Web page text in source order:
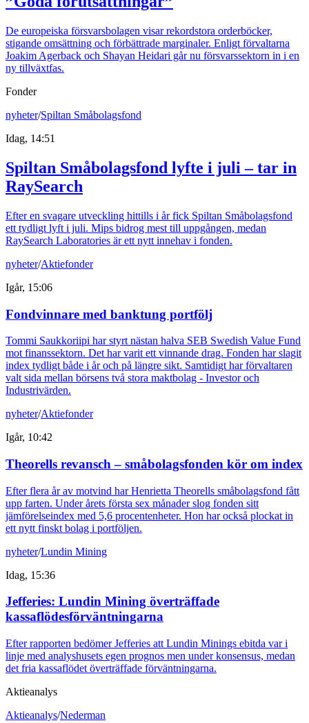
De europeiska försvarsbolagen visar rekordstora orderböcker,
stigande omsättning och förbättrade marginaler. Enligt förvaltarna
Joakim Agerback och Shayan Heidari går nu försvarssektorn in i en
ny tillväxtfas.
Fonder
nyheter/Spiltan Småbolagsfond
Idag, 14:51
Spiltan Småbolagsfond lyfte i juli – tar in
RaySearch
Efter en svagare utveckling hittills i år fick Spiltan Småbolagsfond
ett tydligt lyft i juli. Mips bidrog mest till uppgången, medan
RaySearch Laboratories är ett nytt innehav i fonden.
nyheter/Aktiefonder
Igår, 15:06
Fondvinnare med banktung portfölj
Tommi Saukkoriipi har styrt nästan halva SEB Swedish Value Fund
mot finanssektorn. Det har varit ett vinnande drag. Fonden har slagit
index tydligt både i år och på längre sikt. Samtidigt har förvaltaren
valt sida mellan börsens två stora maktbolag - Investor och
Industrivärden.
nyheter/Aktiefonder
Igår, 10:42
Theorells revansch – småbolagsfonden kör om index
Efter flera år av motvind har Henrietta Theorells småbolagsfond fått
upp farten. Under årets första sex månader slog fonden sitt
jämförelseindex med 5,6 procentenheter. Hon har också plockat in
ett nytt finskt bolag i portföljen.
nyheter/Lundin Mining
Idag, 15:36
Jefferies: Lundin Mining överträffade
kassaflödesförväntningarna
Efter rapporten bedömer Jefferies att Lundin Minings ebitda var i
linje med analyshusets egen prognos men under konsensus, medan
det fria kassaflödet överträffade förväntningarna.
Aktieanalys
Aktieanalys/Nederman